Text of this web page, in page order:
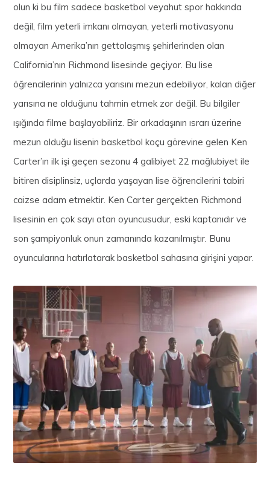
olun ki bu film sadece basketbol veyahut spor hakkında
değil, film yeterli imkanı olmayan, yeterli motivasyonu
olmayan Amerika’nın gettolaşmış şehirlerinden olan
California’nın Richmond lisesinde geçiyor. Bu lise
öğrencilerinin yalnızca yarısını mezun edebiliyor, kalan diğer
yarısına ne olduğunu tahmin etmek zor değil. Bu bilgiler
ışığında filme başlayabiliriz. Bir arkadaşının ısrarı üzerine
mezun olduğu lisenin basketbol koçu görevine gelen Ken
Carter’ın ilk işi geçen sezonu 4 galibiyet 22 mağlubiyet ile
bitiren disiplinsiz, uçlarda yaşayan lise öğrencilerini tabiri
caizse adam etmektir. Ken Carter gerçekten Richmond
lisesinin en çok sayı atan oyuncusudur, eski kaptanıdır ve
son şampiyonluk onun zamanında kazanılmıştır. Bunu
oyuncularına hatırlatarak basketbol sahasına girişini yapar.